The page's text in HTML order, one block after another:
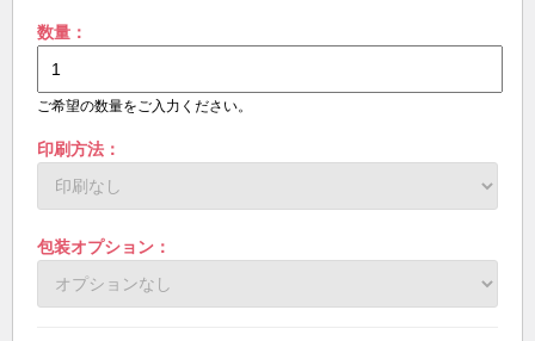
数量：
ご希望の数量をご入力ください。
印刷方法：
包装オプション：